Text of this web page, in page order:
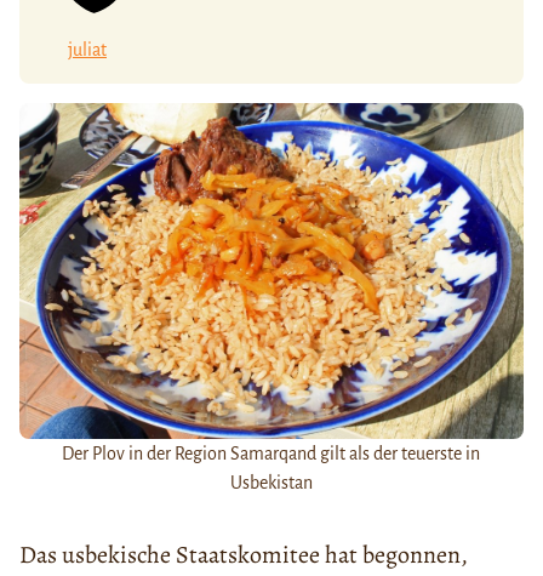
juliat
Der Plov in der Region Samarqand gilt als der teuerste in
Usbekistan
Das usbekische Staatskomitee hat begonnen,